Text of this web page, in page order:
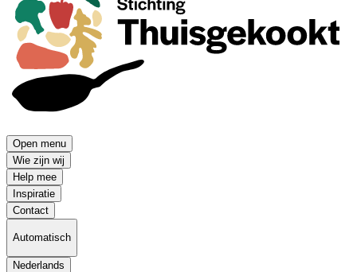
Open menu
Wie zijn wij
Help mee
Inspiratie
Contact
Automatisch
Nederlands